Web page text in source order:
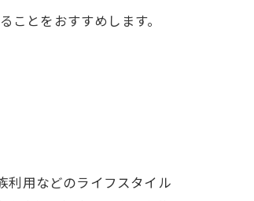
とをおすすめします。
利用などのライフスタイル